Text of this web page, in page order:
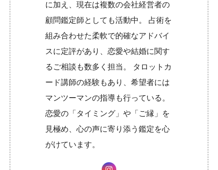
に加え、現在は複数の会社経営者の
顧問鑑定師としても活動中。 占術を
組み合わせた柔軟で的確なアドバイ
スに定評があり、恋愛や結婚に関す
るご相談も数多く担当。 タロットカ
ード講師の経験もあり、希望者には
マンツーマンの指導も行っている。
恋愛の「タイミング」や「ご縁」を
見極め、心の声に寄り添う鑑定を心
がけています。